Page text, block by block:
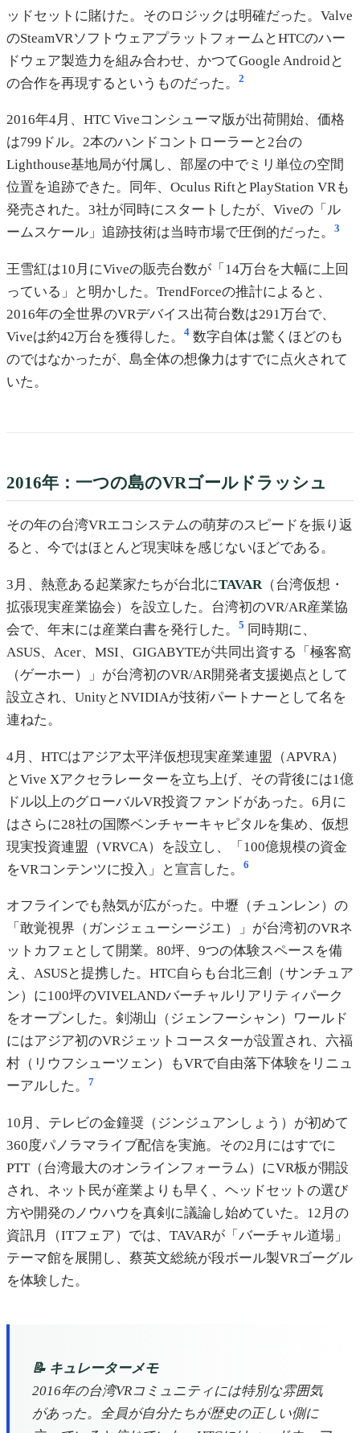
ッドセットに賭けた。そのロジックは明確だった。Valve
のSteamVRソフトウェアプラットフォームとHTCのハー
ドウェア製造力を組み合わせ、かつてGoogle Androidと
の合作を再現するというものだった。
2
2016年4月、HTC Viveコンシューマ版が出荷開始、価格
は799ドル。2本のハンドコントローラーと2台の
Lighthouse基地局が付属し、部屋の中でミリ単位の空間
位置を追跡できた。同年、Oculus RiftとPlayStation VRも
発売された。3社が同時にスタートしたが、Viveの「ル
ームスケール」追跡技術は当時市場で圧倒的だった。
3
王雪紅は10月にViveの販売台数が「14万台を大幅に上回
っている」と明かした。TrendForceの推計によると、
2016年の全世界のVRデバイス出荷台数は291万台で、
Viveは約42万台を獲得した。
4 数字自体は驚くほどのも
のではなかったが、島全体の想像力はすでに点火されて
いた。
2016年：一つの島のVRゴールドラッシュ
その年の台湾VRエコシステムの萌芽のスピードを振り返
ると、今ではほとんど現実味を感じないほどである。
3月、熱意ある起業家たちが台北にTAVAR（台湾仮想・
拡張現実産業協会）を設立した。台湾初のVR/AR産業協
会で、年末には産業白書を発行した。
5 同時期に、
ASUS、Acer、MSI、GIGABYTEが共同出資する「極客窩
（ゲーホー）」が台湾初のVR/AR開発者支援拠点として
設立され、UnityとNVIDIAが技術パートナーとして名を
連ねた。
4月、HTCはアジア太平洋仮想現実産業連盟（APVRA）
とVive Xアクセラレーターを立ち上げ、その背後には1億
ドル以上のグローバルVR投資ファンドがあった。6月に
はさらに28社の国際ベンチャーキャピタルを集め、仮想
現実投資連盟（VRVCA）を設立し、「100億規模の資金
をVRコンテンツに投入」と宣言した。
6
オフラインでも熱気が広がった。中壢（チュンレン）の
「敢覚視界（ガンジェューシージエ）」が台湾初のVRネ
ットカフェとして開業。80坪、9つの体験スペースを備
え、ASUSと提携した。HTC自らも台北三創（サンチュア
ン）に100坪のVIVELANDバーチャルリアリティパーク
をオープンした。剣湖山（ジェンフーシャン）ワールド
にはアジア初のVRジェットコースターが設置され、六福
村（リウフシューツェン）もVRで自由落下体験をリニュ
ーアルした。
7
10月、テレビの金鐘奨（ジンジュアンしょう）が初めて
360度パノラマライブ配信を実施。その2月にはすでに
PTT（台湾最大のオンラインフォーラム）にVR板が開設
され、ネット民が産業よりも早く、ヘッドセットの選び
方や開発のノウハウを真剣に議論し始めていた。12月の
資訊月（ITフェア）では、TAVARが「バーチャル道場」
テーマ館を展開し、蔡英文総統が段ボール製VRゴーグル
を体験した。
📝 キュレーターメモ
2016年の台湾VRコミュニティには特別な雰囲気
があった。全員が自分たちが歴史の正しい側に